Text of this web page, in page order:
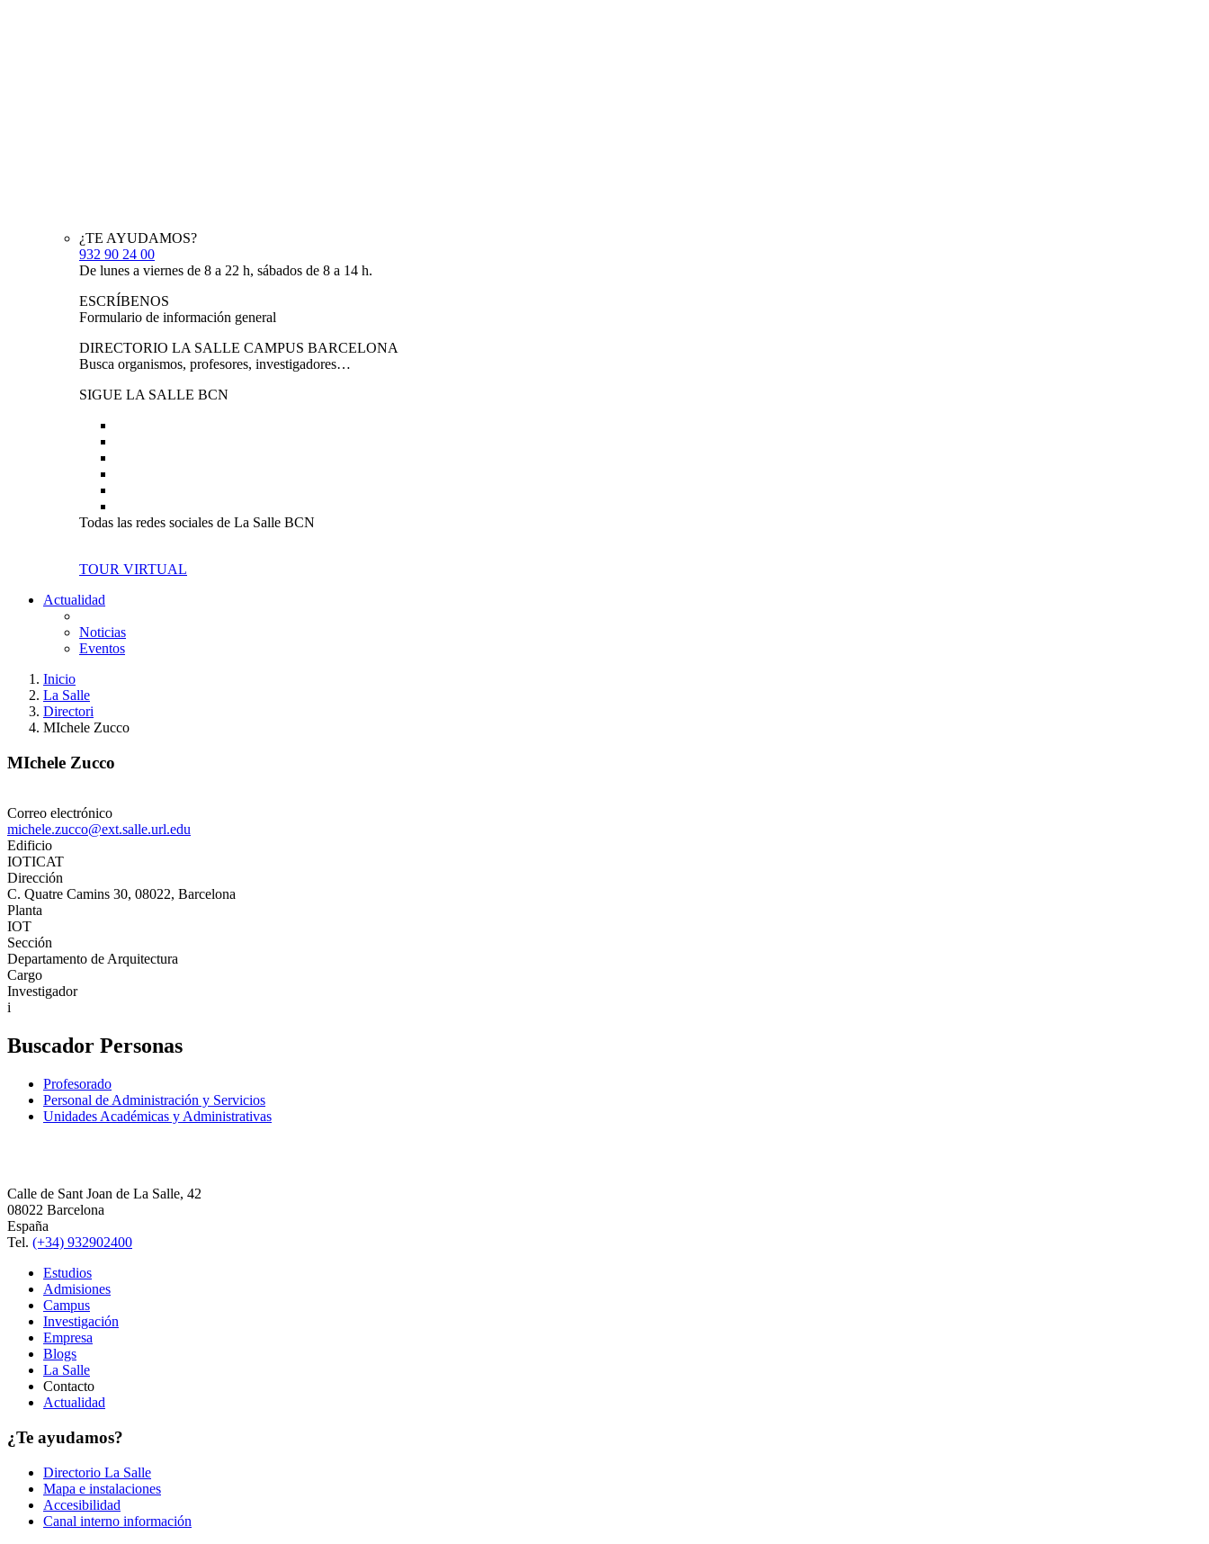
¿TE AYUDAMOS?
932 90 24 00
De lunes a viernes de 8 a 22 h, sábados de 8 a 14 h.
ESCRÍBENOS
Formulario de información general
DIRECTORIO LA SALLE CAMPUS BARCELONA
Busca organismos, profesores, investigadores…
SIGUE LA SALLE BCN
Todas las redes sociales de La Salle BCN
TOUR VIRTUAL
Actualidad
Noticias
Eventos
Inicio
La Salle
Directori
MIchele Zucco
MIchele Zucco
Correo electrónico
michele.zucco@ext.salle.url.edu
Edificio
IOTICAT
Dirección
C. Quatre Camins 30, 08022, Barcelona
Planta
IOT
Sección
Departamento de Arquitectura
Cargo
Investigador
i
Buscador Personas
Profesorado
Personal de Administración y Servicios
Unidades Académicas y Administrativas
Calle de Sant Joan de La Salle, 42
08022 Barcelona
España
Tel. (+34) 932902400
Estudios
Admisiones
Campus
Investigación
Empresa
Blogs
La Salle
Contacto
Actualidad
¿Te ayudamos?
Directorio La Salle
Mapa e instalaciones
Accesibilidad
Canal interno información